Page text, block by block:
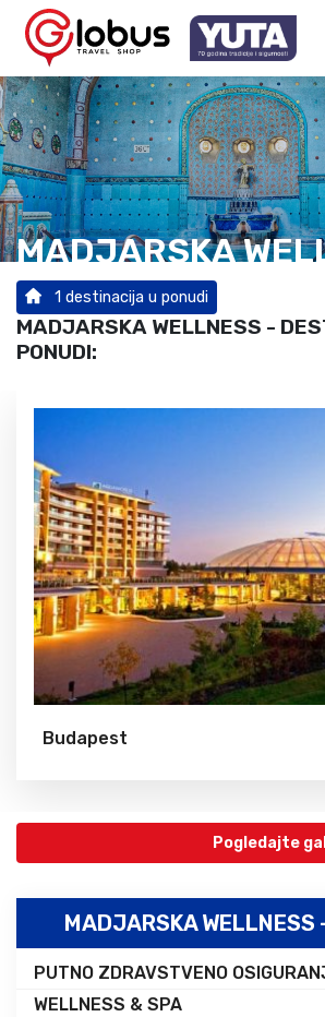
MADJARSKA
1 destinacija u ponudi
MADJARSKA WELLNESS -
PONUDI:
Budapest
Pogledajte
MADJARSKA WELLNESS
PUTNO ZDRAVSTVENO
WELLNESS & SPA